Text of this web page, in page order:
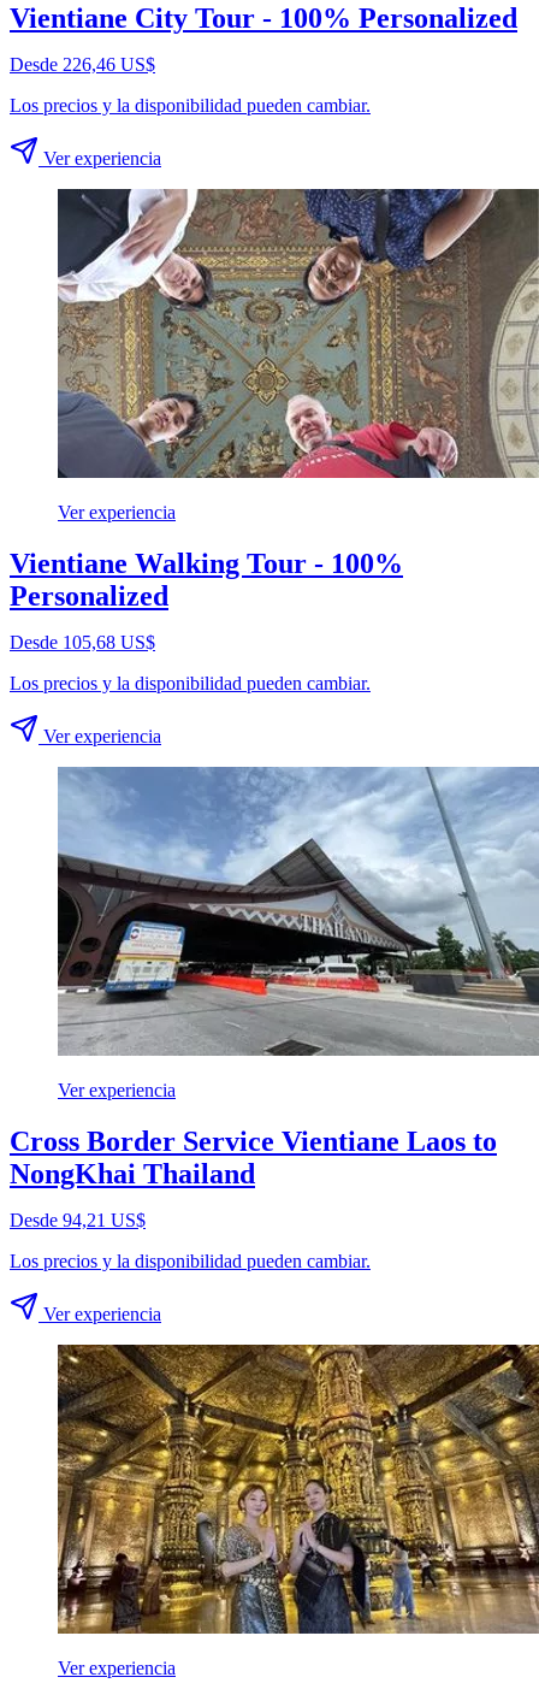
Vientiane City Tour - 100% Personalized
Desde 226,46 US$
Los precios y la disponibilidad pueden cambiar.
Ver experiencia
Ver experiencia
Vientiane Walking Tour - 100%
Personalized
Desde 105,68 US$
Los precios y la disponibilidad pueden cambiar.
Ver experiencia
Ver experiencia
Cross Border Service Vientiane Laos to
NongKhai Thailand
Desde 94,21 US$
Los precios y la disponibilidad pueden cambiar.
Ver experiencia
Ver experiencia